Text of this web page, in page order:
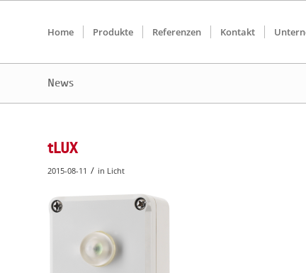
Home Produkte Referenzen Kontakt
News
tLUX
2015-08-11 / in Licht